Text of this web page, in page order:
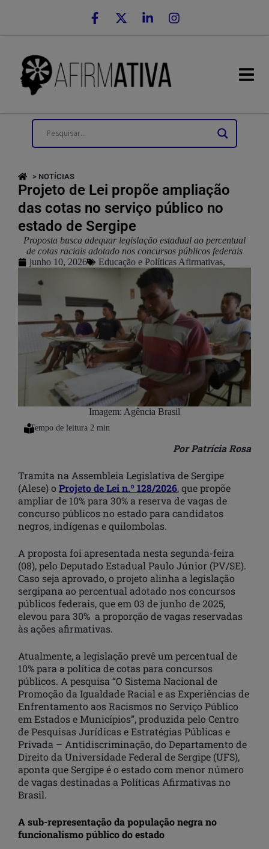
> NOTÍCIAS
Projeto de Lei propõe ampliação
das cotas no serviço público no
estado de Sergipe
Proposta busca adequar legislação estadual ao percentual
de cotas raciais adotado nos concursos públicos federais
junho 10, 2026
Educação e Políticas Afirmativas,
Imagem: Agência Brasil
Por Patrícia Rosa
Tramita na Assembleia Legislativa de Sergipe
(Alese) o Projeto de Lei n.º 128/2026, que propõe
ampliar de 10% para 30% a reserva de vagas de
concurso públicos no estado para candidatos
negros, indígenas e quilombolas.
A proposta foi apresentada nesta segunda-feira
(08), pelo Deputado Estadual Paulo Júnior (PV/SE).
Caso seja aprovado, o projeto alinha a legislação
sergipana ao percentual adotado nos concursos
públicos federais, que em 03 de junho de 2025,
elevou para 30% a proporção de vagas reservadas
às ações afirmativas.
Atualmente, a legislação prevê um percentualde
10% para a política de cotas para concursos
públicos. A pesquisa “O Sistema Nacional de
Promoção da Igualdade Racial e as Experiências de
Enfrentamento aos Racismos no Serviço Público
em Estados e Municípios”, produzida pelo Centro
de Pesquisas Jurídicas e Estratégias Públicas e
Privada – Antidiscriminação, do Departamento de
Direito da Universidade Federal de Sergipe (UFS),
aponta que Sergipe é o estado com menor número
de vagas destinadas a Políticas Afirmativas no
Brasil.
A sub-representação da população negra no
funcionalismo público do estado